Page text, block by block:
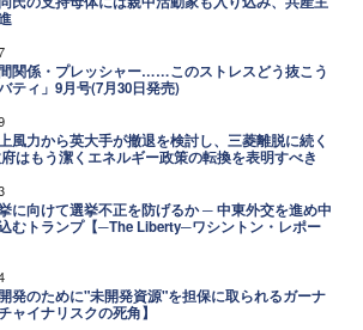
関係・プレッシャー……このストレスどう抜こう
ティ」9月号(7月30日発売)
風力から英大手が撤退を検討し、三菱離脱に続く
はもう潔くエネルギー政策の転換を表明すべき
に向けて選挙不正を防げるか ─ 中東外交を進め中
むトランプ【─The Liberty─ワシントン・レポー
発のために"未開発資源"を担保に取られるガーナ
ャイナリスクの死角】